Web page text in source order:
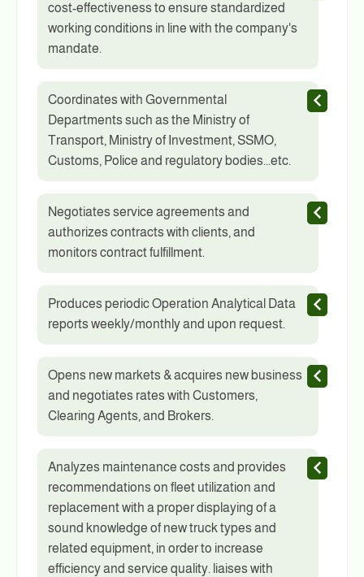
cost-effectiveness to ensure standardized
working conditions in line with the company's
mandate.
Coordinates with Governmental
Departments such as the Ministry of
Transport, Ministry of Investment, SSMO,
Customs, Police and regulatory bodies...etc.
Negotiates service agreements and
authorizes contracts with clients, and
monitors contract fulfillment.
Produces periodic Operation Analytical Data
reports weekly/monthly and upon request.
Opens new markets & acquires new business
and negotiates rates with Customers,
Clearing Agents, and Brokers.
Analyzes maintenance costs and provides
recommendations on fleet utilization and
replacement with a proper displaying of a
sound knowledge of new truck types and
related equipment, in order to increase
efficiency and service quality. liaises with